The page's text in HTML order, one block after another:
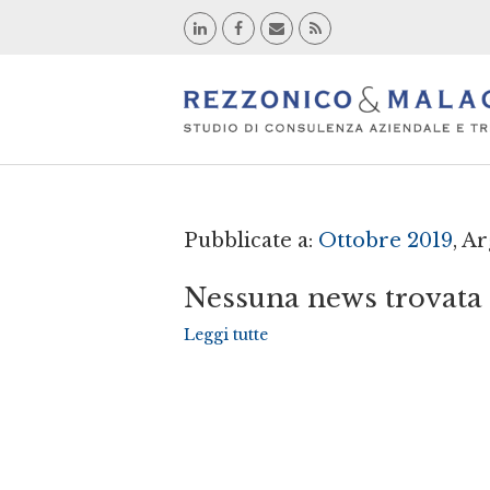
Pubblicate a: Ottobre 2019,
Nessuna news trovata
Leggi tutte